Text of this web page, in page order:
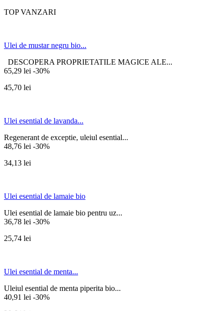
TOP VANZARI
Ulei de mustar negru bio...
DESCOPERA PROPRIETATILE MAGICE ALE...
65,29 lei -30%
45,70 lei
Ulei esential de lavanda...
Regenerant de exceptie, uleiul esential...
48,76 lei -30%
34,13 lei
Ulei esential de lamaie bio
Ulei esential de lamaie bio pentru uz...
36,78 lei -30%
25,74 lei
Ulei esential de menta...
Uleiul esential de menta piperita bio...
40,91 lei -30%